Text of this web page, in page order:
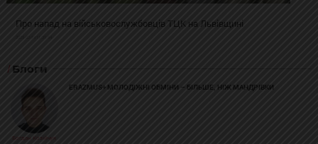
Про напад на військовослужбовців ТЦК на Львівщині
Блоги
Богдан Козійчук
ERAZMUS+ МОЛОДІЖНІ ОБМІНИ – БІЛЬШЕ, НІЖ МАНДРІВКИ